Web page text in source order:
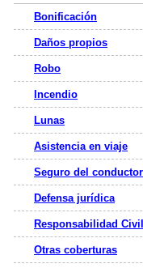
Bonificación
Daños propios
Robo
Incendio
Lunas
Asistencia en viaje
Seguro del conductor
Defensa jurídica
Responsabilidad Civil
Otras coberturas